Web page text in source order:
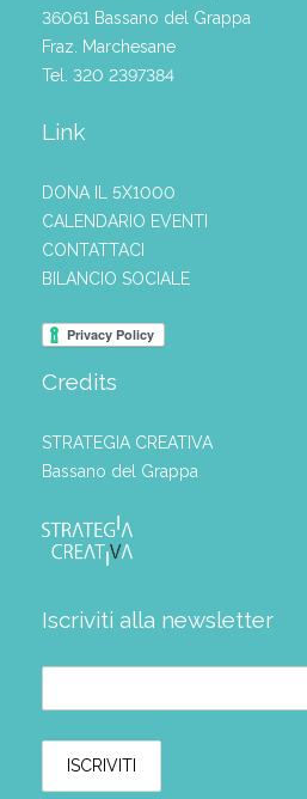
36061 Bassano del Grappa
Fraz. Marchesane
Tel. 320 2397384
Link
DONA IL 5X1000
CALENDARIO EVENTI
CONTATTACI
BILANCIO SOCIALE
Credits
STRATEGIA CREATIVA
Bassano del Grappa
Iscriviti alla newsletter